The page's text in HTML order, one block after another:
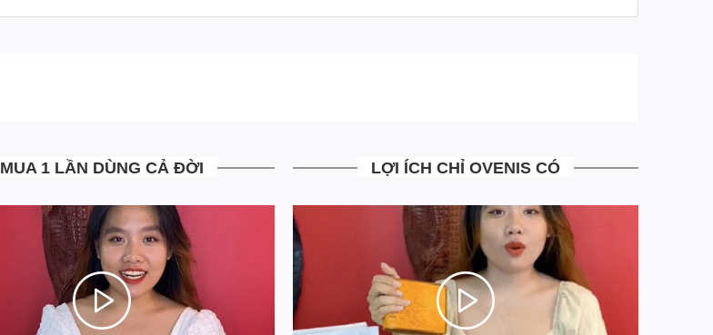
- Là đơn vị đi đầu trong việc áp dụng công nghệ trả
siêu đơn giản ngay trên website, khác hoàn toàn với
trả góp truyền thống qua các công ty tài chính hiện tại.
Ngồi tại nhà chỉ với một hình cmnd duyệt điện tử 5S có
ngay sản phẩm đồ da cá sấu cao cấp chính hãng.
=> Chúng tôi mong muốn những khách hàng thân yêu
của mình Mua Sắm Thật Dễ Dàng, và hơn hết là cảm
MUA 1 LẦN DÙNG CẢ ĐỜI LỢI ÍCH CHỈ OVENIS CÓ